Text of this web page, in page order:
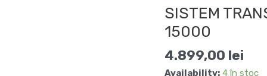
SISTEM
15000
4.899,00 lei
Availability: 4 în stoc